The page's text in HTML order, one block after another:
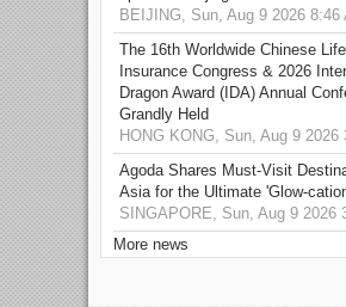
BEIJING, Sun, Aug 9 2026 8:46
The 16th Worldwide Chinese Life
Insurance Congress & 2026
Dragon Award (IDA) Annual
Grandly Held
HONG KONG, Sun, Aug 9 2026
Agoda Shares Must-Visit
Asia for the Ultimate 'Glow-
SINGAPORE, Sun, Aug 9 2026
More news